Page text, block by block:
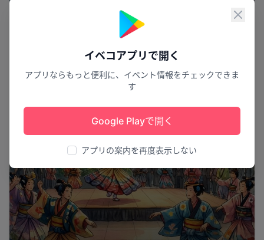
閉じ
イベコアプリで開く
アプリならもっと便利に、イベント情報をチェックできま
す
Google Playで開く
アプリの案内を再度表示しない